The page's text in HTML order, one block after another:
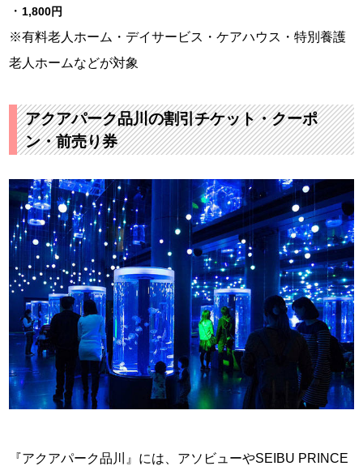
・ 1,800円
※有料老人ホーム・デイサービス・ケアハウス・特別養護
老人ホームなどが対象
アクアパーク品川の割引チケット・クーポ
ン・前売り券
『アクアパーク品川』には、アソビューやSEIBU PRINCE